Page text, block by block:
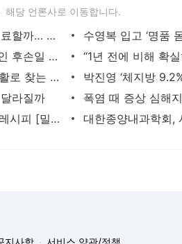
해당 언론사로 이동합니다.
증상 없는 폐암, 어떻게 찾고 치료할까… 전문의들이 답했다
타고나길 ‘근수저’? 네안데르탈인 후손일 가능성
병상 줄이고, 신사업 찾고… 새 활로 찾는 대학 한방병원
라질까
폭염 때 증상 심해
식후혈당 방어하는 ‘카레 김밥’ 레시피 [밀당365]
지사항 서비스 약관/정책